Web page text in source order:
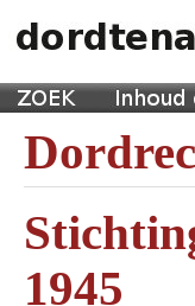
1945